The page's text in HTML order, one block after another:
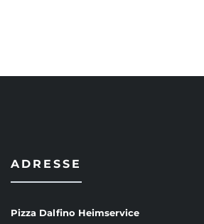
ADRESSE
Pizza Dalfino Heimservice